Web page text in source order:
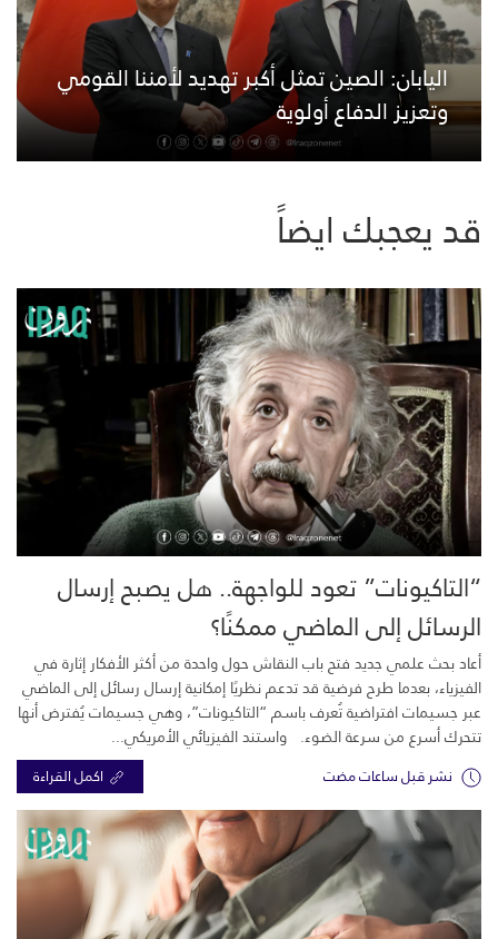
اليابان: الصين تمثل أكبر تهديد لأمننا القومي
وتعزيز الدفاع أولوية
قد يعجبك ايضاً
“التاكيونات” تعود للواجهة.. هل يصبح إرسال
الرسائل إلى الماضي ممكنًا؟
أعاد بحث علمي جديد فتح باب النقاش حول واحدة من أكثر الأفكار إثارة في
الفيزياء، بعدما طرح فرضية قد تدعم نظريًا إمكانية إرسال رسائل إلى الماضي
عبر جسيمات افتراضية تُعرف باسم “التاكيونات”، وهي جسيمات يُفترض أنها
تتحرك أسرع من سرعة الضوء. واستند الفيزيائي الأمريكي...
نشر قبل ساعات مضت اكمل القراءة